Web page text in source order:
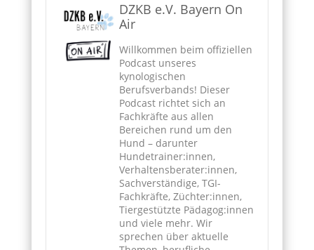
DZKB e.V. Bayern On
Air
Willkommen beim offiziellen
Podcast unseres
kynologischen
Berufsverbands! Dieser
Podcast richtet sich an
Fachkräfte aus allen
Bereichen rund um den
Hund – darunter
Hundetrainer:innen,
Verhaltensberater:innen,
Sachverständige, TGI-
Fachkräfte, Züchter:innen,
Tiergestützte Pädagog:innen
und viele mehr. Wir
sprechen über aktuelle